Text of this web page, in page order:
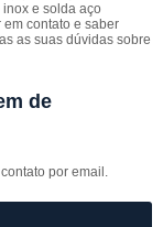
e solda aço
contato e saber
as suas dúvidas sobre
de
por email.